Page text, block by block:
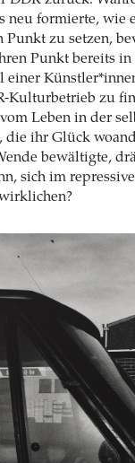
neu formierte, wie
Punkt zu setzen,
Punkt bereits in
einer
Kulturbetrieb zu
Leben in der
die ihr Glück
bewältigte,
sich im